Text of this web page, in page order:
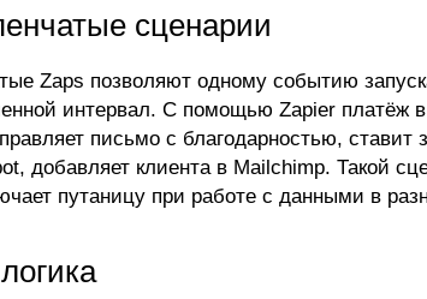
сценарии
Zaps позволяют одному событию
интервал. С помощью Zapier платёж в
письмо с благодарностью, ставит
добавляет клиента в Mailchimp. Такой
путаницу при работе с данными в